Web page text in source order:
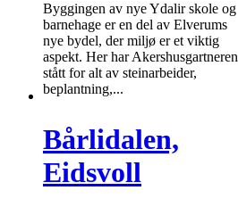
Byggingen av nye Ydalir skole og
barnehage er en del av Elverums
nye bydel, der miljø er et viktig
aspekt. Her har Akershusgartneren
stått for alt av steinarbeider,
beplantning,...
Bårlidalen,
Eidsvoll